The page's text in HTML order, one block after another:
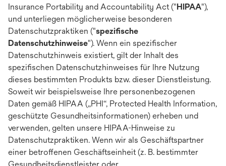
Insurance Portability and Accountability Act ("HIPAA"),
und unterliegen möglicherweise besonderen
Datenschutzpraktiken ("spezifische
Datenschutzhinweise"). Wenn ein spezifischer
Datenschutzhinweis existiert, gilt der Inhalt des
spezifischen Datenschutzhinweises für Ihre Nutzung
dieses bestimmten Produkts bzw. dieser Dienstleistung.
Soweit wir beispielsweise Ihre personenbezogenen
Daten gemäß HIPAA („PHI“, Protected Health Information,
geschützte Gesundheitsinformationen) erheben und
verwenden, gelten unsere HIPAA-Hinweise zu
Datenschutzpraktiken. Wenn wir als Geschäftspartner
einer betroffenen Geschäftseinheit (z. B. bestimmter